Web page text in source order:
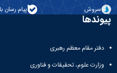
سروش پیام رسان
پیوندها
دفتر مقام معظم رهبری
وزارت علوم، تحقیقات و فناوری